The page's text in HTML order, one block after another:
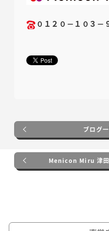
０１２０－１０３－
ブログ
Menicon Miru 津田